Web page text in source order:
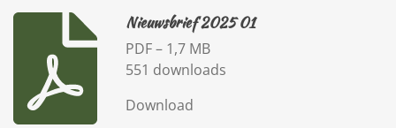
Nieuwsbrief 2025 01
PDF – 1,7 MB
551 downloads
Download